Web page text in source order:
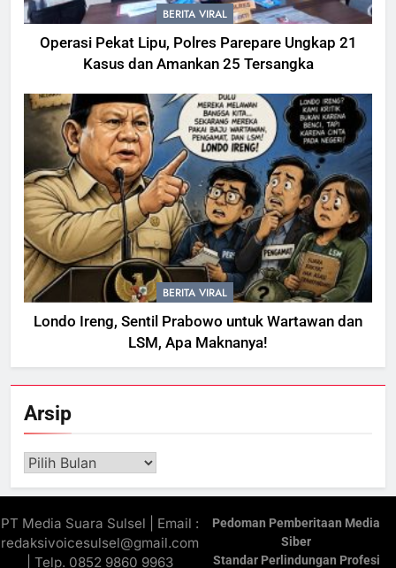
BERITA VIRAL
Operasi Pekat Lipu, Polres Parepare Ungkap 21
Kasus dan Amankan 25 Tersangka
BERITA VIRAL
Londo Ireng, Sentil Prabowo untuk Wartawan dan
LSM, Apa Maknanya!
Arsip
Arsip
PT Media Suara Sulsel | Email :
redaksivoicesulsel@gmail.com
| Telp. 0852 9860 9963
Pedoman Pemberitaan Media
Siber
Standar Perlindungan Profesi